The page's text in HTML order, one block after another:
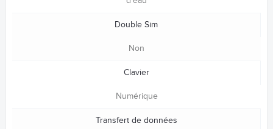
Double Sim
Non
Clavier
Numérique
Transfert de données